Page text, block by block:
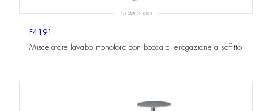
NOMOS GO
F4191
Miscelatore lavabo monoforo con bocca di erogazione a soffitto